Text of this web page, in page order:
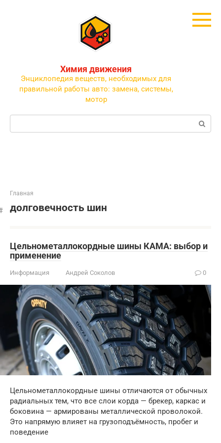
Химия движения
Энциклопедия веществ, необходимых для
правильной работы авто: замена, системы,
мотор
Поиск:
Главная
долговечность шин
Цельнометаллокордные шины КАМА: выбор и
применение
Информация Андрей Соколов 0
Цельнометаллокордные шины отличаются от обычных
радиальных тем, что все слои корда — брекер, каркас и
боковина — армированы металлической проволокой.
Это напрямую влияет на грузоподъёмность, пробег и
поведение